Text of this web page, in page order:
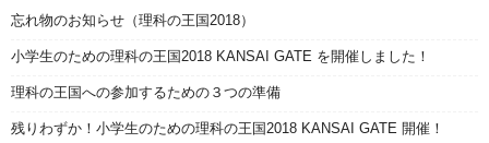
忘れ物のお知らせ（理科の王国2018）
小学生のための理科の王国2018 KANSAI GATE を開催しました！
理科の王国への参加するための３つの準備
残りわずか！小学生のための理科の王国2018 KANSAI GATE 開催！